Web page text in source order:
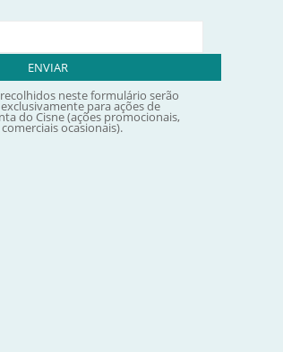
neste formulário serão
para ações de
do Cisne (ações promocionais,
ocasionais).